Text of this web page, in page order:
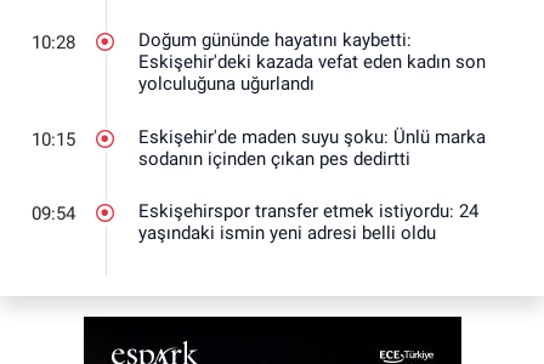
10:28
Doğum gününde hayatını kaybetti:
Eskişehir'deki kazada vefat eden kadın son
yolculuğuna uğurlandı
10:15
Eskişehir'de maden suyu şoku: Ünlü marka
sodanın içinden çıkan pes dedirtti
09:54
Eskişehirspor transfer etmek istiyordu: 24
yaşındaki ismin yeni adresi belli oldu